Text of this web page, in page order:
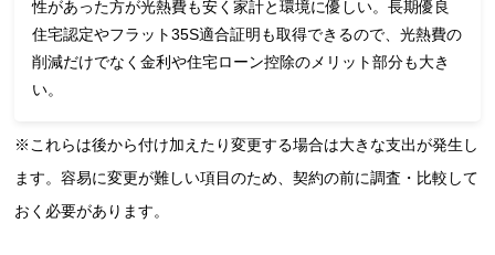
性があった方が光熱費も安く家計と環境に優しい。長期優良
住宅認定やフラット35S適合証明も取得できるので、光熱費の
削減だけでなく金利や住宅ローン控除のメリット部分も大き
い。
※これらは後から付け加えたり変更する場合は大きな支出が発生し
ます。容易に変更が難しい項目のため、契約の前に調査・比較して
おく必要があります。